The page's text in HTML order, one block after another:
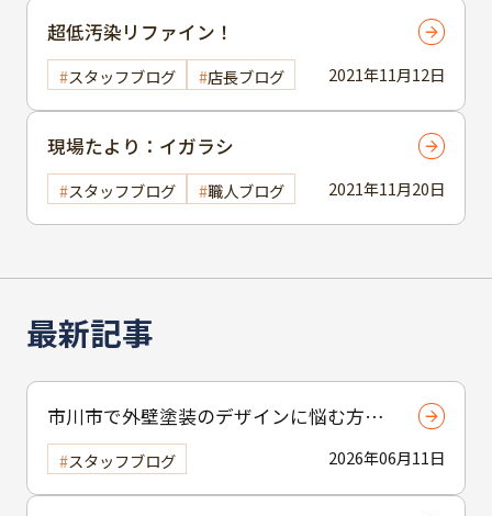
最新記事
市川市で外壁塗装のデザインに悩む方へ
｜ 色選びの失敗を防ぐポイント
2026年06月11日
スタッフブログ
2021年11月12日
超低汚染リファイン！
スタッフブログ 店長ブログ
2021年11月20日
現場たより：イガラシ
スタッフブログ 職人ブログ